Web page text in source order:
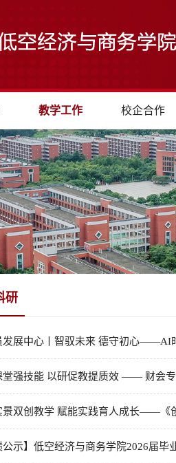
教学工作 校企合作
研
发展中心丨智驭未来 德守初心——AI
堂强技能 以研促教提质效 —— 财会
景双创教学 赋能实践育人成长——《
公示】低空经济与商务学院2026届毕